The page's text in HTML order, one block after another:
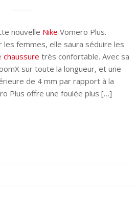
nouvelle Nike Vomero Plus.
les femmes, elle saura séduire les
chaussure très confortable. Avec sa
sur toute la longueur, et une
de 4 mm par rapport à la
Plus offre une foulée plus […]